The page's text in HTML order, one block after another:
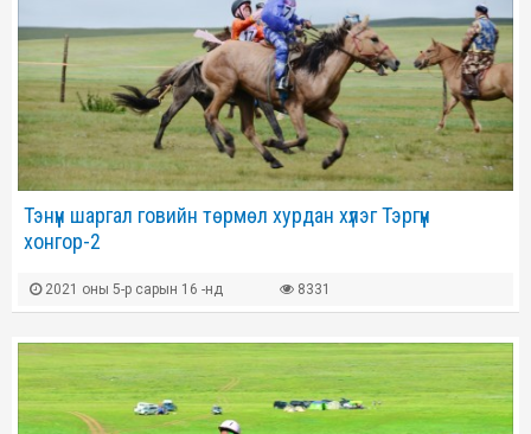
Тэнүүн шаргал говийн төрмөл хурдан хүлэг Тэргүүн
хонгор-2
2021 оны 5-р сарын 16 -нд 8331